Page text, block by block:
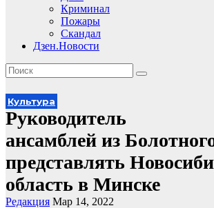
Криминал
Пожары
Скандал
Дзен.Новости
Культура
Руководитель
ансамблей из
представлять
область в Минске
Редакция Мар 14, 2022